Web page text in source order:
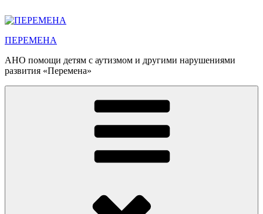
к
ПЕРЕМЕНА
АНО помощи детям с аутизмом и другими нарушениями
развития «Перемена»